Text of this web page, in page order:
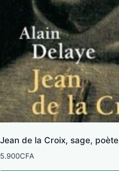
Jean de la Croix, sage,
5.900CFA